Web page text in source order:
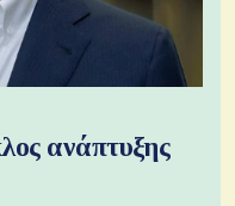
ανάπτυξης